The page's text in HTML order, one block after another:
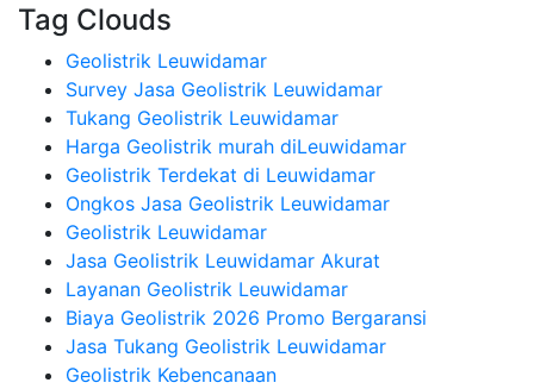
Tag Clouds
Geolistrik Leuwidamar
Survey Jasa Geolistrik Leuwidamar
Tukang Geolistrik Leuwidamar
Harga Geolistrik murah diLeuwidamar
Geolistrik Terdekat di Leuwidamar
Ongkos Jasa Geolistrik Leuwidamar
Geolistrik Leuwidamar
Jasa Geolistrik Leuwidamar Akurat
Layanan Geolistrik Leuwidamar
Biaya Geolistrik 2026 Promo Bergaransi
Jasa Tukang Geolistrik Leuwidamar
Geolistrik Kebencanaan